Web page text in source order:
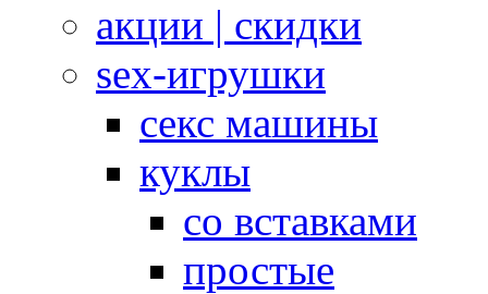
акции | скидки
sex-игрушки
секс машины
куклы
со вставками
простые